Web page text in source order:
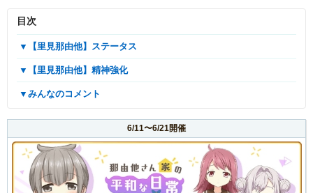
目次
▼【里見那由他】ステータス
▼【里見那由他】精神強化
▼みんなのコメント
6/11〜6/21開催